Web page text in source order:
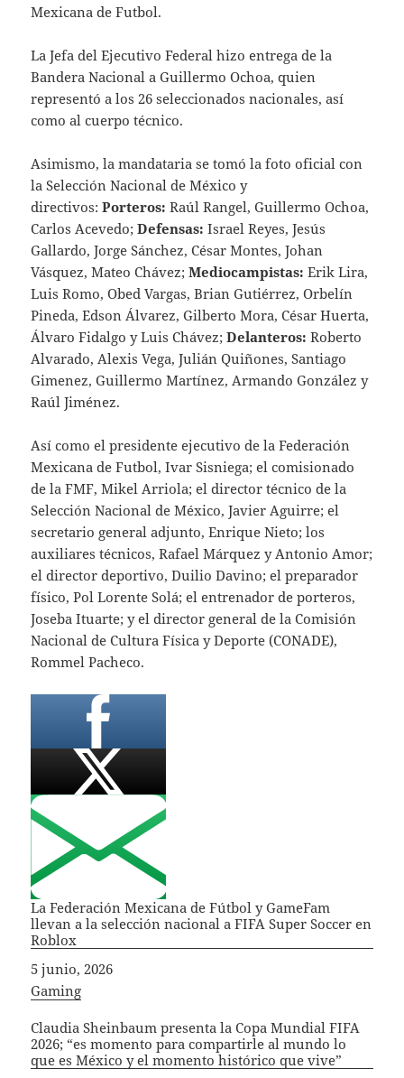
Mexicana de Futbol.
La Jefa del Ejecutivo Federal hizo entrega de la
Bandera Nacional a Guillermo Ochoa, quien
representó a los 26 seleccionados nacionales, así
como al cuerpo técnico.
Asimismo, la mandataria se tomó la foto oficial con
la Selección Nacional de México y
directivos:Porteros:Raúl Rangel, Guillermo Ochoa,
Carlos Acevedo;Defensas:Israel Reyes, Jesús
Gallardo, Jorge Sánchez, César Montes, Johan
Vásquez, Mateo Chávez;Mediocampistas:Erik Lira,
Luis Romo, Obed Vargas, Brian Gutiérrez, Orbelín
Pineda, Edson Álvarez, Gilberto Mora, César Huerta,
Álvaro Fidalgo y Luis Chávez;Delanteros:Roberto
Alvarado, Alexis Vega, Julián Quiñones, Santiago
Gimenez, Guillermo Martínez, Armando González y
Raúl Jiménez.
Así como el presidente ejecutivo de la Federación
Mexicana de Futbol, Ivar Sisniega; el comisionado
de la FMF, Mikel Arriola; el director técnico de la
Selección Nacional de México, Javier Aguirre; el
secretario general adjunto, Enrique Nieto; los
auxiliares técnicos, Rafael Márquez y Antonio Amor;
el director deportivo, Duilio Davino; el preparador
físico, Pol Lorente Solá; el entrenador de porteros,
Joseba Ituarte; y el director general de la Comisión
Nacional de Cultura Física y Deporte (CONADE),
Rommel Pacheco.
La Federación Mexicana de Fútbol y GameFam
llevan a la selección nacional a FIFA Super Soccer en
Roblox
Fecha
5 junio, 2026
In relation to
Gaming
Claudia Sheinbaum presenta la Copa Mundial FIFA
2026; “es momento para compartirle al mundo lo
que es México y el momento histórico que vive”